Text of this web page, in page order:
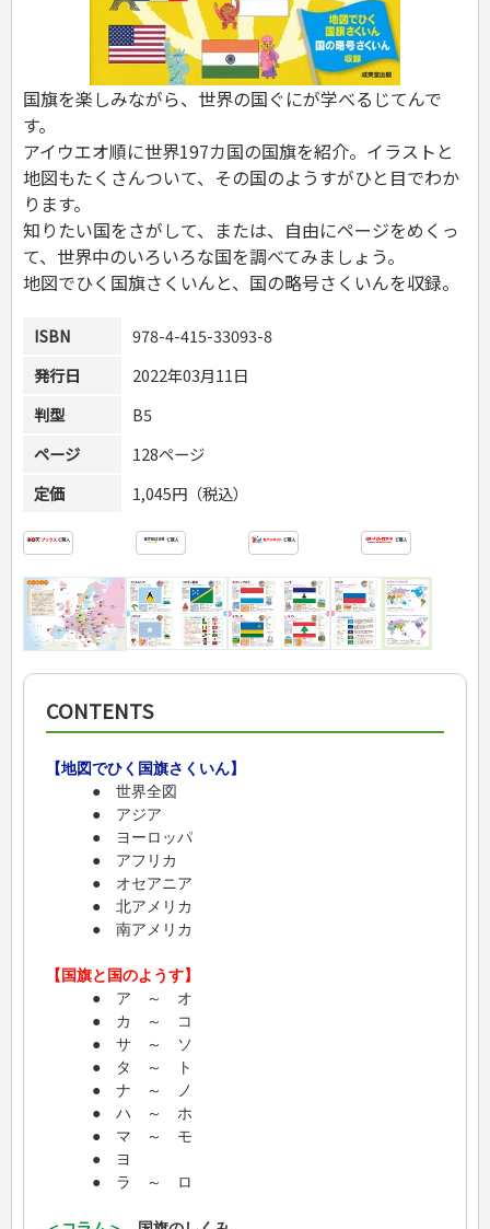
スキル・キャリアアップ
危険物取扱者
消防設備士
登録販売者
その他資格試験
国旗を楽しみながら、世界の国ぐにが学べるじてんで
す。
アイウエオ順に世界197カ国の国旗を紹介。イラストと
地図もたくさんついて、その国のようすがひと目でわか
ります。
知りたい国をさがして、または、自由にページをめくっ
て、世界中のいろいろな国を調べてみましょう。
地図でひく国旗さくいんと、国の略号さくいんを収録。
ISBN
978-4-415-33093-8
発行日
2022年03月11日
判型
B5
ページ
128ページ
定価
1,045円（税込）
CONTENTS
【地図でひく国旗さくいん】
● 世界全図
● アジア
● ヨーロッパ
● アフリカ
● オセアニア
● 北アメリカ
● 南アメリカ
【国旗と国のようす】
● ア ～ オ
● カ ～ コ
● サ ～ ソ
● タ ～ ト
● ナ ～ ノ
● ハ ～ ホ
● マ ～ モ
● ヨ
● ラ ～ ロ